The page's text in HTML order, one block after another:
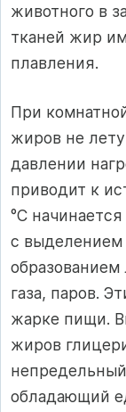
животного в
тканей жир
плавления.
При
жиров не
давлении
приводит к
°С
с
газа, паров.
жарке пищи.
жиров
обладающий